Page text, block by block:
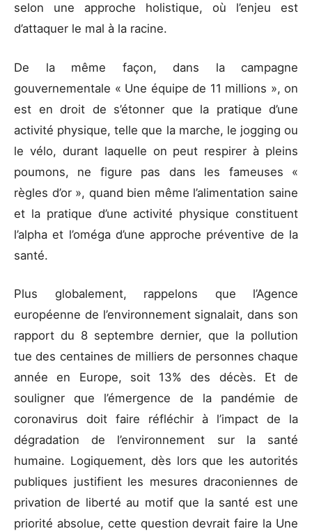
selon une approche holistique, où l’enjeu est
d’attaquer le mal à la racine.
De la même façon, dans la campagne
gouvernementale « Une équipe de 11 millions », on
est en droit de s’étonner que la pratique d’une
activité physique, telle que la marche, le jogging ou
le vélo, durant laquelle on peut respirer à pleins
poumons, ne figure pas dans les fameuses «
règles d’or », quand bien même l’alimentation saine
et la pratique d’une activité physique constituent
l’alpha et l’oméga d’une approche préventive de la
santé.
Plus globalement, rappelons que l’Agence
européenne de l’environnement signalait, dans son
rapport du 8 septembre dernier, que la pollution
tue des centaines de milliers de personnes chaque
année en Europe, soit 13% des décès. Et de
souligner que l’émergence de la pandémie de
coronavirus doit faire réfléchir à l’impact de la
dégradation de l’environnement sur la santé
humaine. Logiquement, dès lors que les autorités
publiques justifient les mesures draconiennes de
privation de liberté au motif que la santé est une
priorité absolue, cette question devrait faire la Une